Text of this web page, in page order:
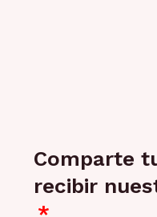
Comparte
recibir